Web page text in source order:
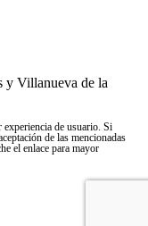
y Villanueva de la
experiencia de usuario. Si
de las mencionadas
el enlace para mayor